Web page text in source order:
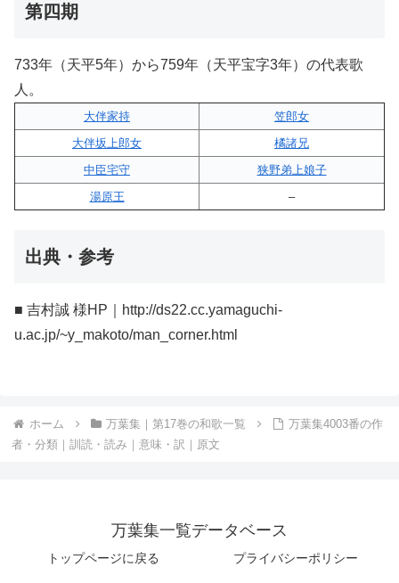
第四期
733年（天平5年）から759年（天平宝字3年）の代表歌
人。
大伴家持
笠郎女
大伴坂上郎女
橘諸兄
中臣宅守
狭野弟上娘子
湯原王
–
出典・参考
■ 吉村誠 様HP｜http://ds22.cc.yamaguchi-
u.ac.jp/~y_makoto/man_corner.html
ホーム 万葉集｜第17巻の和歌一覧
万葉集4003番の作
者・分類｜訓読・読み｜意味・訳｜原文
万葉集一覧データベース
トップページに戻る プライバシーポリシー